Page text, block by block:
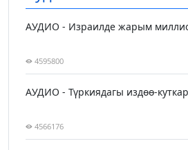
АУДИО - Израилде жарым
4595800
АУДИО - Түркиядагы издөө-
4566176